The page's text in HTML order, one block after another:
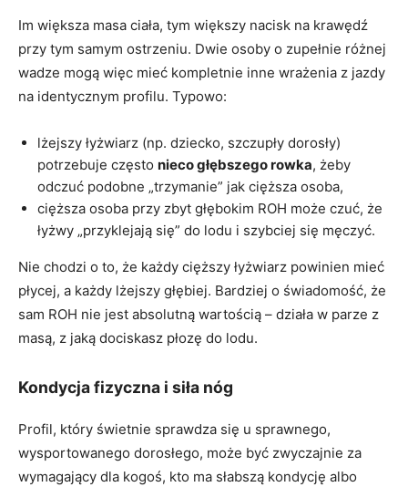
Im większa masa ciała, tym większy nacisk na krawędź
przy tym samym ostrzeniu. Dwie osoby o zupełnie różnej
wadze mogą więc mieć kompletnie inne wrażenia z jazdy
na identycznym profilu. Typowo:
lżejszy łyżwiarz (np. dziecko, szczupły dorosły)
potrzebuje często nieco głębszego rowka, żeby
odczuć podobne „trzymanie” jak cięższa osoba,
cięższa osoba przy zbyt głębokim ROH może czuć, że
łyżwy „przyklejają się” do lodu i szybciej się męczyć.
Nie chodzi o to, że każdy cięższy łyżwiarz powinien mieć
płycej, a każdy lżejszy głębiej. Bardziej o świadomość, że
sam ROH nie jest absolutną wartością – działa w parze z
masą, z jaką dociskasz płozę do lodu.
Kondycja fizyczna i siła nóg
Profil, który świetnie sprawdza się u sprawnego,
wysportowanego dorosłego, może być zwyczajnie za
wymagający dla kogoś, kto ma słabszą kondycję albo